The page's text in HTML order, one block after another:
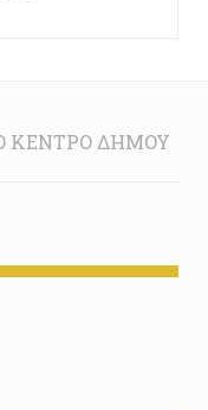
ΚΈΝΤΡΟ ΔΉΜΟΥ